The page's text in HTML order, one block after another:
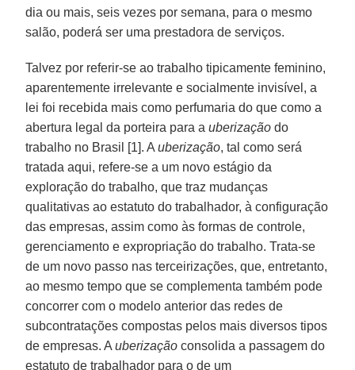
dia ou mais, seis vezes por semana, para o mesmo
salão, poderá ser uma prestadora de serviços.
Talvez por referir-se ao trabalho tipicamente feminino,
aparentemente irrelevante e socialmente invisível, a
lei foi recebida mais como perfumaria do que como a
abertura legal da porteira para auberização do
trabalho no Brasil [1]. Auberização, tal como será
tratada aqui, refere-se a um novo estágio da
exploração do trabalho, que traz mudanças
qualitativas ao estatuto do trabalhador, à configuração
das empresas, assim como às formas de controle,
gerenciamento e expropriação do trabalho. Trata-se
de um novo passo nas terceirizações, que, entretanto,
ao mesmo tempo que se complementa também pode
concorrer com o modelo anterior das redes de
subcontratações compostas pelos mais diversos tipos
de empresas. Auberização consolida a passagem do
estatuto de trabalhador para o de um